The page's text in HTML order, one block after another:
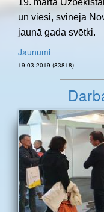
un viesi, svinēja
jaunā gada svētki.
Jaunumi
19.03.2019 (83818)